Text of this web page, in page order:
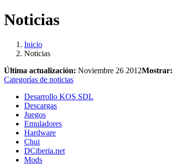
Noticias
Inicio
Noticias
Última actualización: Noviembre 26 2012Mostrar:
Categorías de noticias
Desarrollo KOS SDL
Descargas
Juegos
Emuladores
Hardware
Chui
DCiberia.net
Mods